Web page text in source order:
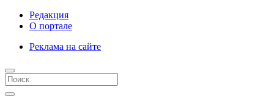
Редакция
О портале
Реклама на сайте